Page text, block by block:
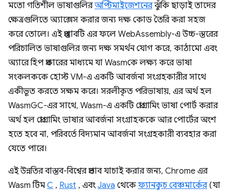
মতো গতিশীল ভাষাগুলিরঅপ্টিমাইজেশনেরঝুঁকি ছাড়াই তাদের
ক্ষেত্রগুলিতে অ্যাক্সেস করার জন্য দক্ষ কোড তৈরি করা সহজ
করে তোলে। এই প্রস্তাবটি এর ফলে WebAssembly-এ উচ্চ-স্তরের
পরিচালিত ভাষাগুলির জন্য দক্ষ সমর্থন যোগ করে, কাঠামো এবং
অ্যারে হিপ প্রকারের মাধ্যমে যা Wasmকে লক্ষ্য করে ভাষা
সংকলককে হোস্ট VM-এ একটি আবর্জনা সংগ্রহকারীর সাথে
একীভূত করতে সক্ষম করে। সরলীকৃত পরিভাষায়, এর অর্থ হল
WasmGC-এর সাথে, Wasm-এ একটি প্রোগ্রামিং ভাষা পোর্ট করার
অর্থ হল প্রোগ্রামিং ভাষার আবর্জনা সংগ্রাহককে আর পোর্টের অংশ
হতে হবে না, পরিবর্তে বিদ্যমান আবর্জনা সংগ্রহকারী ব্যবহার করা
যেতে পারে।
এই উন্নতির বাস্তব-বিশ্বের প্রভাব যাচাই করার জন্য, Chrome এর
Wasm টিম C , Rust , এবং Java থেকেফ্যানকুচ বেঞ্চমার্কের(যা